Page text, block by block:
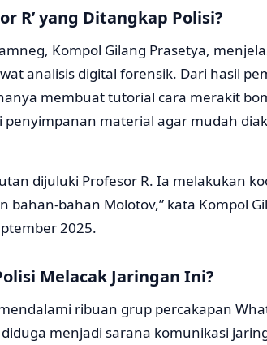
R’ yang Ditangkap Polisi?
Kompol Gilang Prasetya,
analisis digital forensik. Dari hasil
membuat tutorial cara merakit
material agar mudah
dijuluki Profesor R. Ia melakukan
bahan-bahan Molotov,” kata Kompol
2025.
Melacak Jaringan Ini?
ribuan grup percakapan
menjadi sarana komunikasi